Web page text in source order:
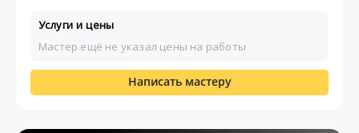
Услуги и цены
Мастер ещё не указал цены на работы
Написать мастеру